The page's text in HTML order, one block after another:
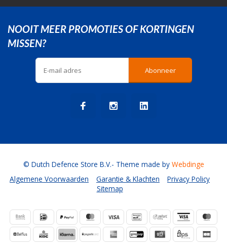
NOOIT MEER PROMOTIES OF KORTINGEN
MISSEN?
Abonneer
Algemene Voorwaarden Garantie & Klachten
Privacy Policy
Sitemap
© Dutch Defence Store B.V. - Theme made by Webdinge